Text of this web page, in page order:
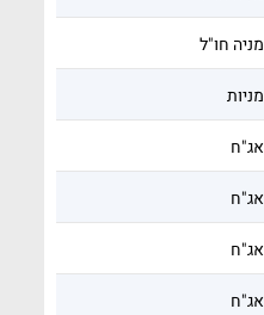
מניה חו"ל
מניות
אג"ח
אג"ח
אג"ח
אג"ח